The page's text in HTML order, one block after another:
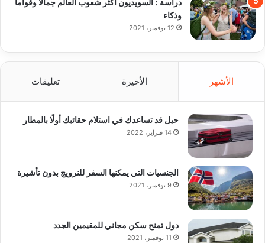
وذكاء
12 نوفمبر، 2021
الأشهر الأخيرة تعليقات
حيل قد تساعدك في استلام حقائبك أولًا بالمطار
14 فبراير، 2022
الجنسيات التي يمكنها السفر للنرويج بدون تأشيرة
9 نوفمبر، 2021
دول تمنح سكن مجاني للمقيمين الجدد
11 نوفمبر، 2021